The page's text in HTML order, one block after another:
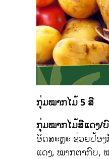
ກຸ່ມໝາກໄມ້ 5 ສີ
ກຸ່ມໝາກໄມ້ສີແດງ/
ອິດສະຫຼະ ຊ່ວຍປ້ອ
ແດງ, ໝາກຕາກົບ,